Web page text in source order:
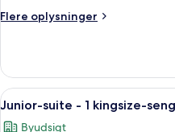
byudsigt
Flere oplysninger
Flere
-
dobbeltseng
Indlæs
alle
12
Junior-suite - 1 kingsize-
Byudsigt